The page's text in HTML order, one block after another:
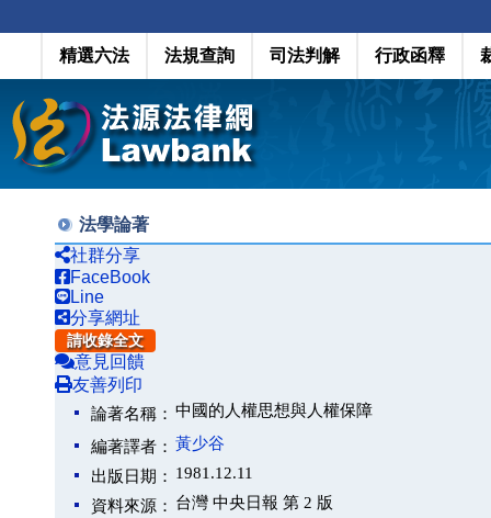
精選六法 法規查詢 司法判解 行政函釋
法學論著
社群分享
FaceBook
Line
分享網址
請收錄全文
意見回饋
友善列印
論著名稱： 中國的人權思想與人權保障
編著譯者： 黃少谷
出版日期： 1981.12.11
資料來源： 台灣 中央日報 第 2 版